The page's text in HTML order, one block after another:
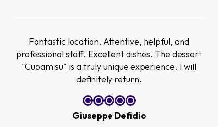
Fantastic location. Attentive, helpful, and
professional staff. Excellent dishes. The dessert
"Cubamisu" is a truly unique experience. I will
definitely return.
Giuseppe Defidio